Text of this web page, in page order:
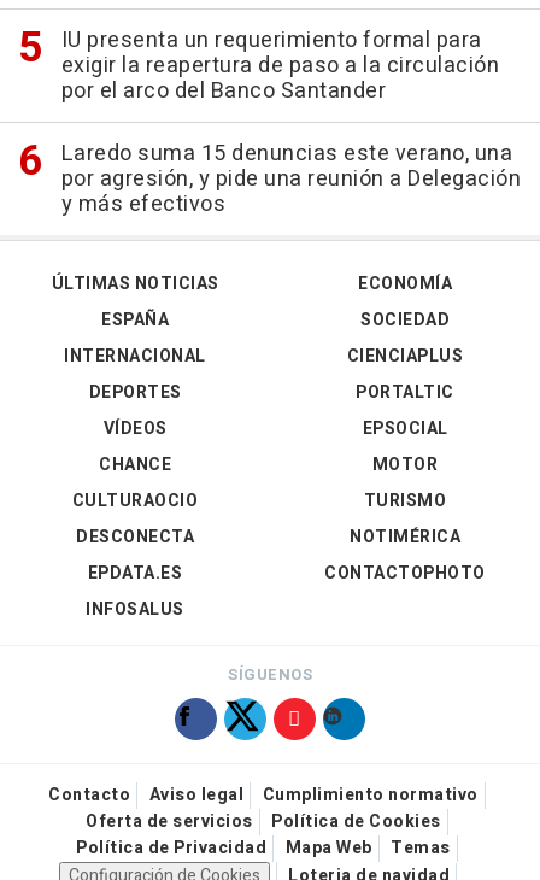
IU presenta un requerimiento formal para
exigir la reapertura de paso a la circulación
por el arco del Banco Santander
Laredo suma 15 denuncias este verano, una
por agresión, y pide una reunión a Delegación
y más efectivos
ÚLTIMAS NOTICIAS
ESPAÑA
INTERNACIONAL
DEPORTES
VÍDEOS
ECONOMÍA
SOCIEDAD
CIENCIAPLUS
PORTALTIC
EPSOCIAL
CHANCE
CULTURAOCIO
DESCONECTA
EPDATA.ES
INFOSALUS
MOTOR
TURISMO
NOTIMÉRICA
CONTACTOPHOTO
SÍGUENOS
Contacto Aviso legal
Cumplimiento normativo
Oferta de servicios
Política de Cookies
Política de Privacidad
Mapa Web
Temas